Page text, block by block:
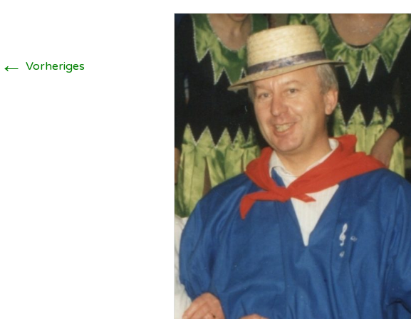
Schützenverein
Illingen ▸
Soldatenkameradschaft
Scheidingen/Illingen
SuS Scheidingen ▸
Wetter
Illingen
history.scheidingen
Scheidingen auf
Wikipedia
Illingen auf Wikipedia
← Vorheriges